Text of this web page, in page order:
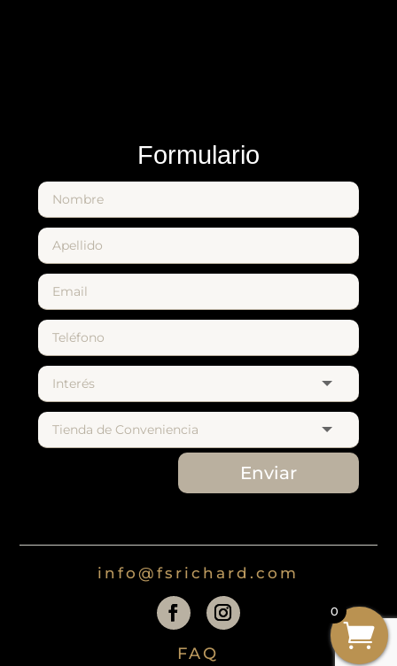
Formulario
Enviar
info@fsrichard.com
FAQ
0